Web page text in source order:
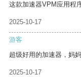
这款加速器VPM应用程
2025-10-17
游客
超级好用的加速器，妈
2025-10-17